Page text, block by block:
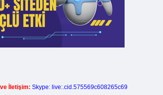
İletişim: Skype: live:.cid.575569c608265c69